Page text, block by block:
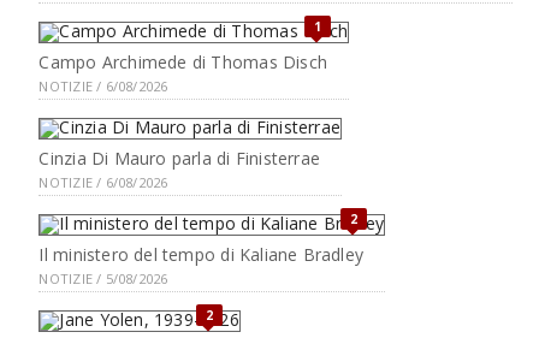
1
Campo Archimede di Thomas Disch
NOTIZIE / 6/08/2026
Cinzia Di Mauro parla di Finisterrae
NOTIZIE / 6/08/2026
2
Il ministero del tempo di Kaliane Bradley
NOTIZIE / 5/08/2026
2